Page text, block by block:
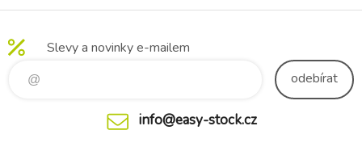
Slevy a novinky e-mailem
odebírat
info@easy-stock.cz